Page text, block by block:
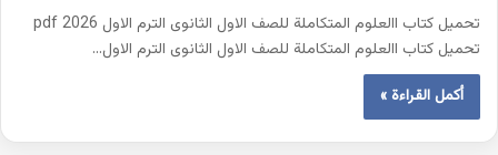
تحميل كتاب االعلوم المتكاملة للصف الاول الثانوى الترم الاول 2026 pdf
تحميل كتاب االعلوم المتكاملة للصف الاول الثانوى الترم الاول…
أكمل القراءة »